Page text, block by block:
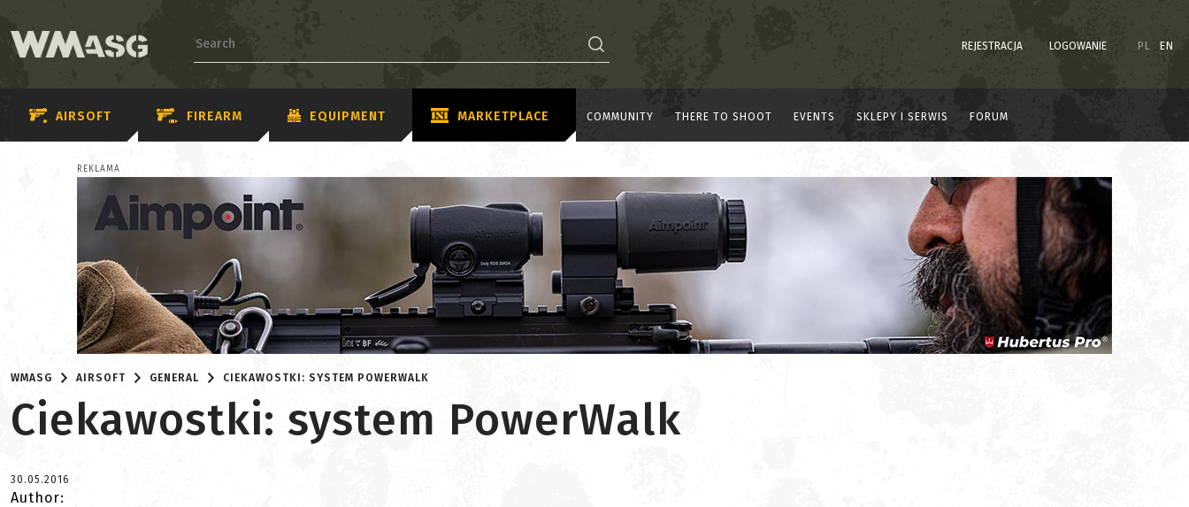
REJESTRACJA LOGOWANIE PL EN
AIRSOFT FIREARM EQUIPMENT MARKETPLACE COMMUNITY THERE TO SHOOT EVENTS SKLEPY I SERWIS FORUM
REKLAMA
WMASG AIRSOFT GENERAL CIEKAWOSTKI: SYSTEM POWERWALK
Ciekawostki: system PowerWalk
30.05.2016
Author: